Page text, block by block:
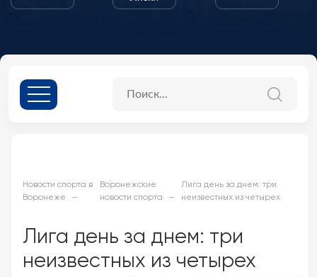
Новости спорта в
Воронеже
Воронежские
новости спорта
Лига день за днем: три
неизвестных из четырех
Лига день за днем: три
неизвестных из четырех